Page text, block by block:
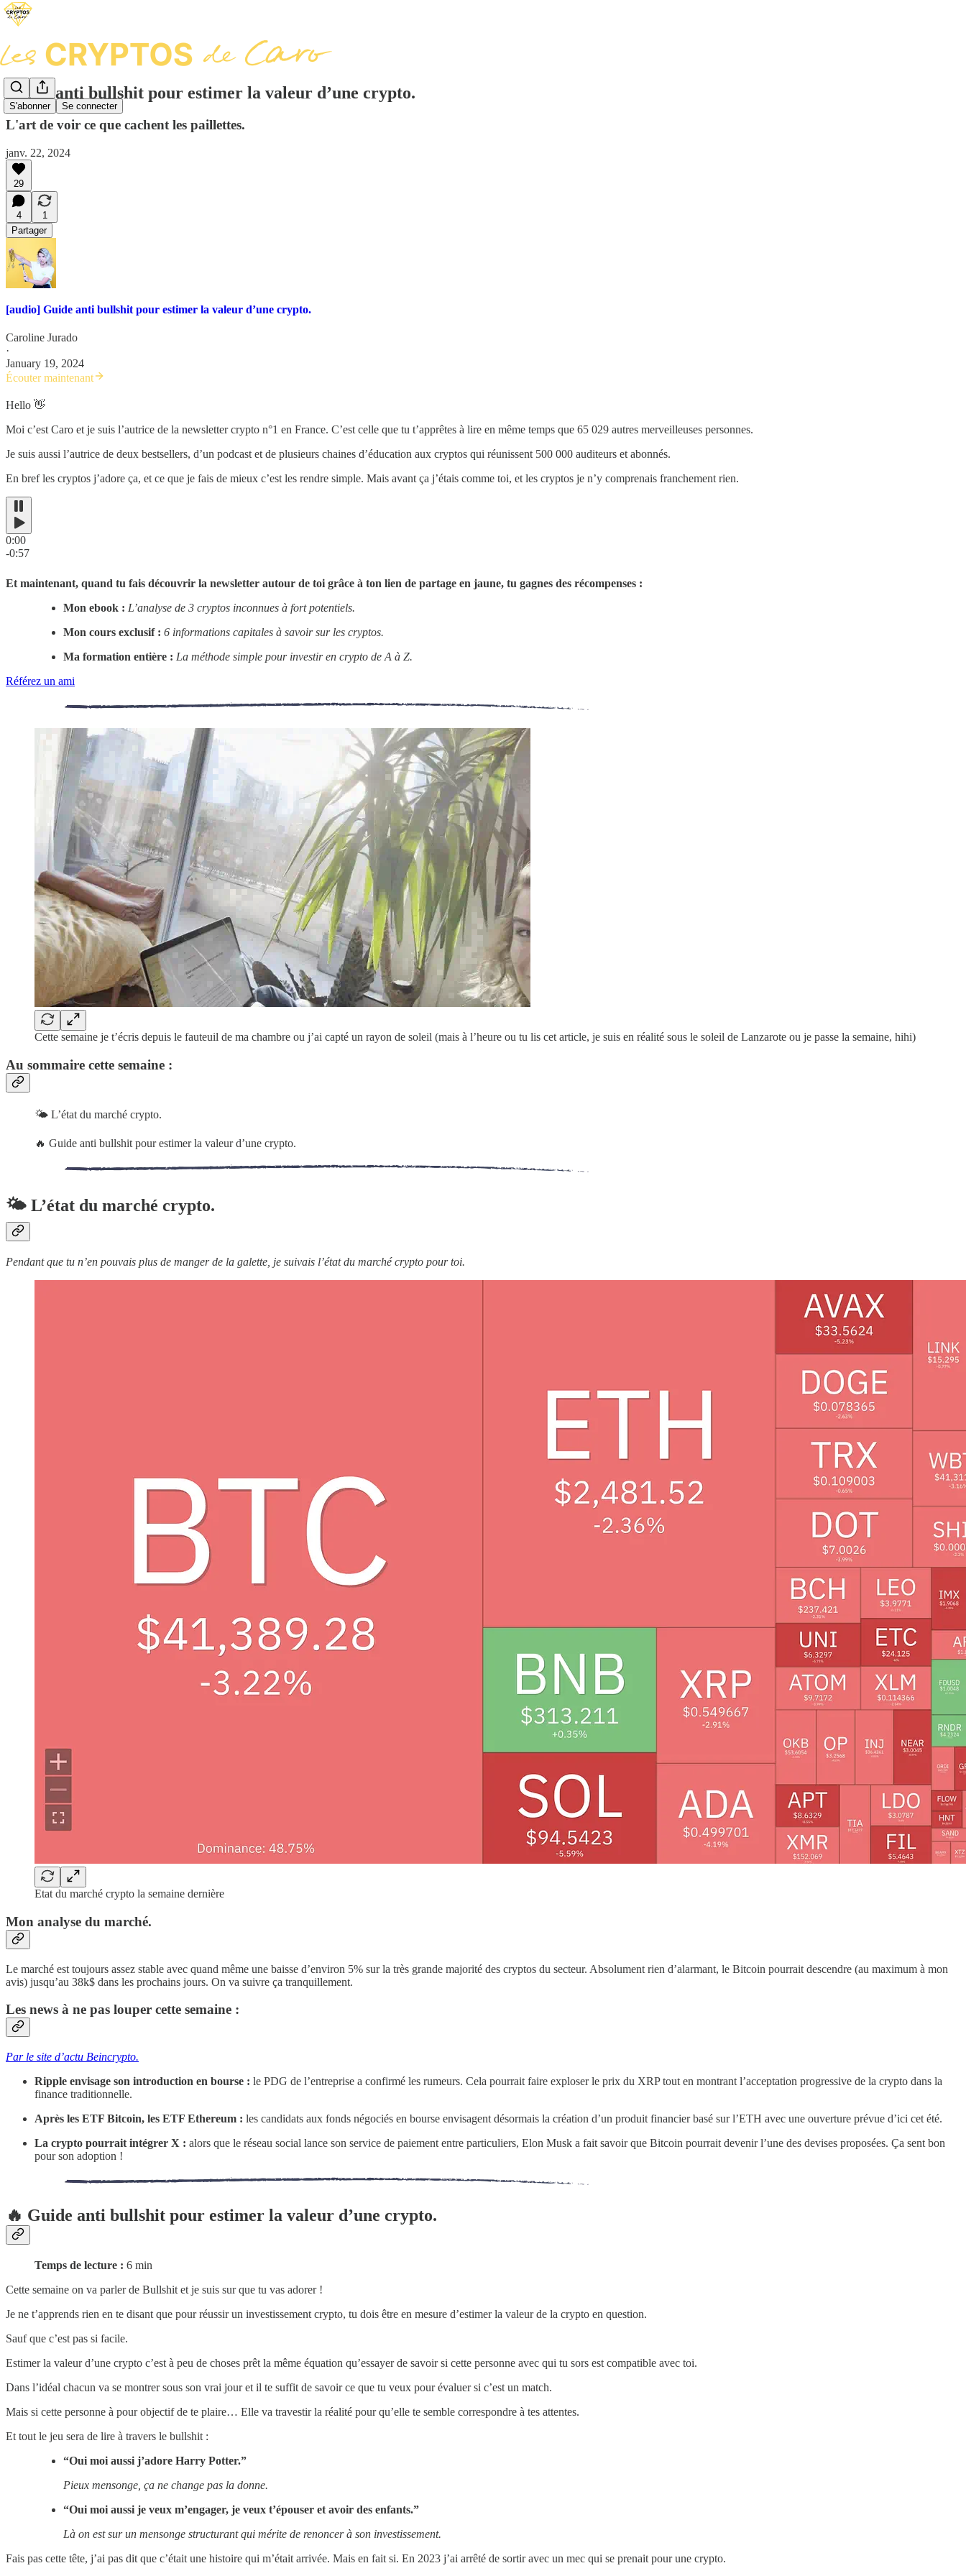
S'abonner Se connecter
Guide anti bullshit pour estimer la valeur d’une crypto.
L'art de voir ce que cachent les paillettes.
janv. 22, 2024
29
4
1
Partager
[audio] Guide anti bullshit pour estimer la valeur d’une crypto.
Caroline Jurado
·
January 19, 2024
Écouter maintenant
Hello 👋
Moi c’est Caro et je suis l’autrice de la newsletter crypto n°1 en France. C’est celle que tu t’apprêtes à lire en même temps que 65 029 autres merveilleuses personnes.
Je suis aussi l’autrice de deux bestsellers, d’un podcast et de plusieurs chaines d’éducation aux cryptos qui réunissent 500 000 auditeurs et abonnés.
En bref les cryptos j’adore ça, et ce que je fais de mieux c’est les rendre simple. Mais avant ça j’étais comme toi, et les cryptos je n’y comprenais franchement rien.
0:00
-0:57
Et maintenant, quand tu fais découvrir la newsletter autour de toi grâce à ton lien de partage en jaune, tu gagnes des récompenses :
Mon ebook : L’analyse de 3 cryptos inconnues à fort potentiels.
Mon cours exclusif : 6 informations capitales à savoir sur les cryptos.
Ma formation entière : La méthode simple pour investir en crypto de A à Z.
Référez un ami
Cette semaine je t’écris depuis le fauteuil de ma chambre ou j’ai capté un rayon de soleil (mais à l’heure ou tu lis cet article, je suis en réalité sous le soleil de Lanzarote ou je passe la semaine, hihi)
Au sommaire cette semaine :
🌤 L’état du marché crypto.
🔥 Guide anti bullshit pour estimer la valeur d’une crypto.
🌤 L’état du marché crypto.
Pendant que tu n’en pouvais plus de manger de la galette, je suivais l’état du marché crypto pour toi.
Etat du marché crypto la semaine dernière
Mon analyse du marché.
Le marché est toujours assez stable avec quand même une baisse d’environ 5% sur la très grande majorité des cryptos du secteur. Absolument rien d’alarmant, le Bitcoin pourrait descendre (au maximum à mon
avis) jusqu’au 38k$ dans les prochains jours. On va suivre ça tranquillement.
Les news à ne pas louper cette semaine :
Par le site d’actu Beincrypto.
Ripple envisage son introduction en bourse : le PDG de l’entreprise a confirmé les rumeurs. Cela pourrait faire exploser le prix du XRP tout en montrant l’acceptation progressive de la crypto dans la
finance traditionnelle.
Après les ETF Bitcoin, les ETF Ethereum : les candidats aux fonds négociés en bourse envisagent désormais la création d’un produit financier basé sur l’ETH avec une ouverture prévue d’ici cet été.
La crypto pourrait intégrer X : alors que le réseau social lance son service de paiement entre particuliers, Elon Musk a fait savoir que Bitcoin pourrait devenir l’une des devises proposées. Ça sent bon
pour son adoption !
🔥 Guide anti bullshit pour estimer la valeur d’une crypto.
Temps de lecture : 6 min
Cette semaine on va parler de Bullshit et je suis sur que tu vas adorer !
Je ne t’apprends rien en te disant que pour réussir un investissement crypto, tu dois être en mesure d’estimer la valeur de la crypto en question.
Sauf que c’est pas si facile.
Estimer la valeur d’une crypto c’est à peu de choses prêt la même équation qu’essayer de savoir si cette personne avec qui tu sors est compatible avec toi.
Dans l’idéal chacun va se montrer sous son vrai jour et il te suffit de savoir ce que tu veux pour évaluer si c’est un match.
Mais si cette personne à pour objectif de te plaire… Elle va travestir la réalité pour qu’elle te semble correspondre à tes attentes.
Et tout le jeu sera de lire à travers le bullshit :
“Oui moi aussi j’adore Harry Potter.”
Pieux mensonge, ça ne change pas la donne.
“Oui moi aussi je veux m’engager, je veux t’épouser et avoir des enfants.”
Là on est sur un mensonge structurant qui mérite de renoncer à son investissement.
Fais pas cette tête, j’ai pas dit que c’était une histoire qui m’était arrivée. Mais en fait si. En 2023 j’ai arrêté de sortir avec un mec qui se prenait pour une crypto.